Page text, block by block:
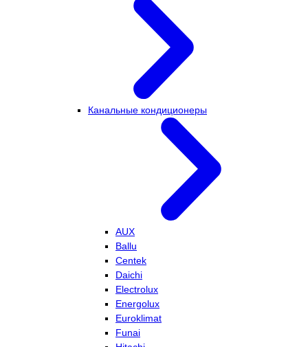
Канальные кондиционеры
AUX
Ballu
Centek
Daichi
Electrolux
Energolux
Euroklimat
Funai